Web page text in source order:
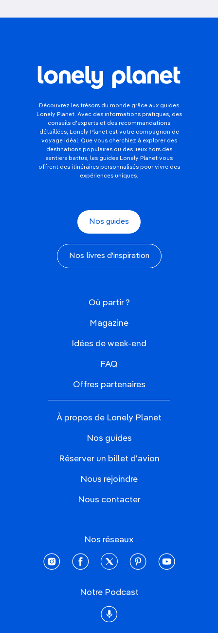
Découvrez les trésors du monde grâce aux guides
Lonely Planet. Avec des informations pratiques, des
conseils d'experts et des recommandations
détaillées, Lonely Planet est votre compagnon de
voyage idéal. Que vous cherchiez à explorer des
destinations populaires ou des lieux hors des
sentiers battus, les guides Lonely Planet vous
offrent des itinéraires personnalisés pour vivre des
expériences uniques.
Nos guides
Nos livres d'inspiration
Où partir ?
Magazine
Idées de week-end
FAQ
Offres partenaires
À propos de Lonely Planet
Nos guides
Réserver un billet d'avion
Nous rejoindre
Nous contacter
Nos réseaux
instagramfacebooktwitter pinterestyoutube
Notre Podcast
Podcast